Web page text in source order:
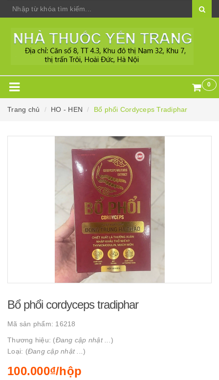
0
Trang chủ HO - HEN Bổ phổi Cordyceps Tradiphar
Bổ phổi cordyceps tradiphar
Mã sản phẩm: 16218
Thương hiệu: (Đang cập nhật ... )
Loại: (Đang cập nhật ... )
100.000₫/hộp